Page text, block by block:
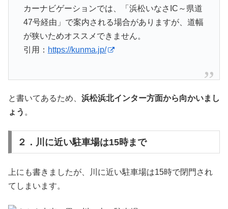
カーナビゲーションでは、「浜松いなさIC～県道
47号経由」で案内される場合がありますが、道幅
が狭いためオススメできません。
引用： https://kunma.jp/
と書いてあるため、 浜松浜北インター方面から向かいまし
ょう 。
２．川に近い駐車場は15時まで
上にも書きましたが、川に近い駐車場は15時で閉門され
てしまいます。